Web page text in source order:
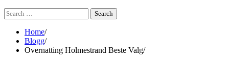
Search
for:
Home
Blogg
Overnatting Holmestrand Beste Valg